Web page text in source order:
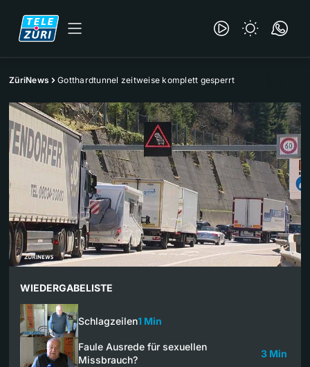
ZüriNews Gotthardtunnel zeitweise komplett gesperrt
WIEDERGABELISTE
Schlagzeilen1 Min
Faule Ausrede für sexuellen
Missbrauch?
3 Min